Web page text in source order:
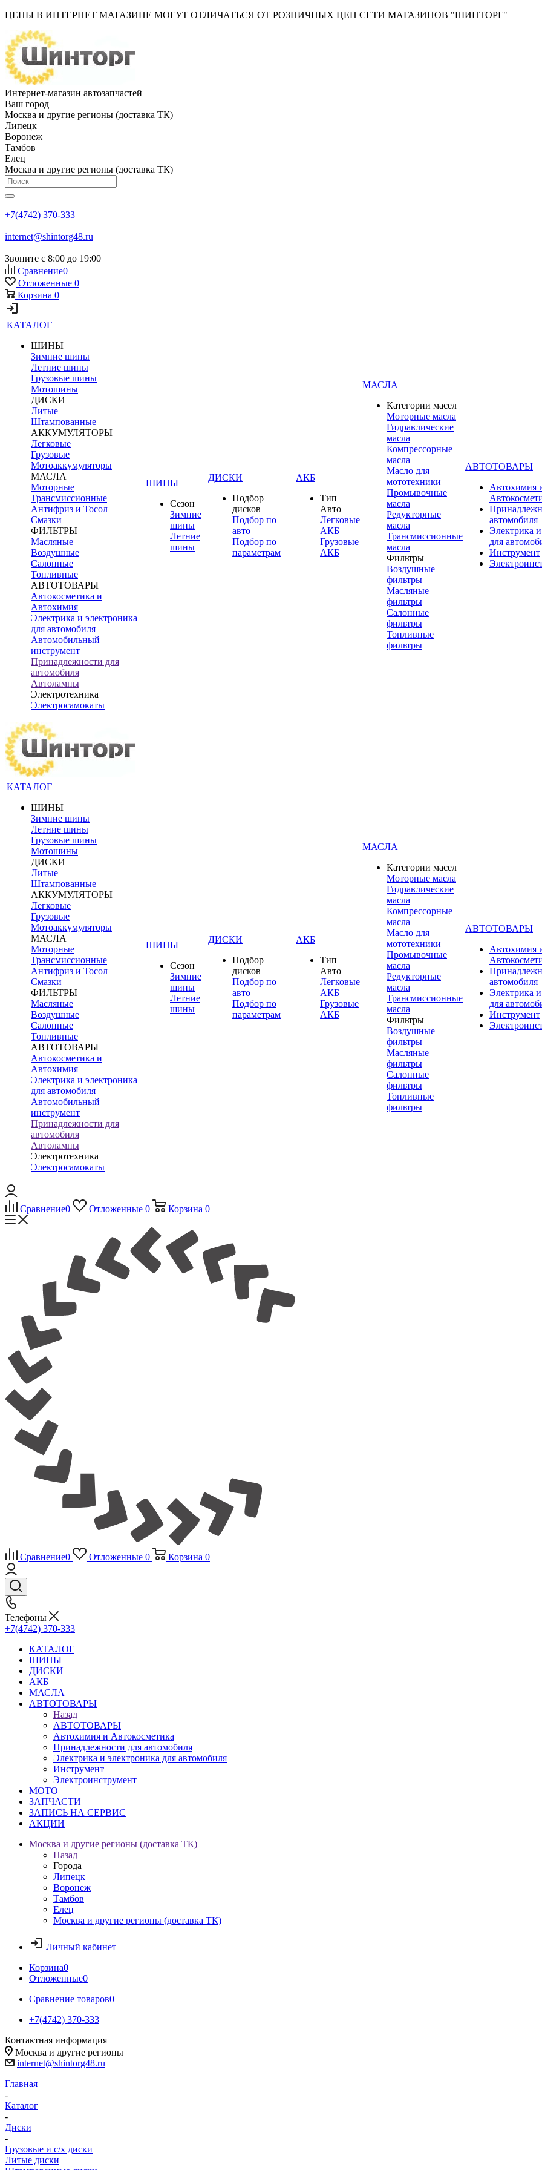
ЦЕНЫ В ИНТЕРНЕТ МАГАЗИНЕ МОГУТ ОТЛИЧАТЬСЯ ОТ РОЗНИЧНЫХ ЦЕН СЕТИ МАГАЗИНОВ "ШИНТОРГ"
Интернет-магазин автозапчастей
Ваш город
Москва и другие регионы (доставка ТК)
Липецк
Воронеж
Тамбов
Елец
Москва и другие регионы (доставка ТК)
+7(4742) 370-333
internet@shintorg48.ru
Звоните с 8:00 до 19:00
Сравнение0
Отложенные 0
Корзина 0
КАТАЛОГ
ШИНЫ
Зимние шины
Летние шины
Грузовые шины
Мотошины
ДИСКИ
Литые
Штампованные
АККУМУЛЯТОРЫ
Легковые
Грузовые
Мотоаккумуляторы
МАСЛА
Моторные
Трансмиссионные
Антифриз и Тосол
Смазки
ФИЛЬТРЫ
Масляные
Воздушные
Салонные
Топливные
АВТОТОВАРЫ
Автокосметика и
Автохимия
Электрика и электроника
для автомобиля
Автомобильный
инструмент
Принадлежности для
автомобиля
Автолампы
Электротехника
Электросамокаты
ШИНЫ
Сезон
Зимние
шины
Летние
шины
ДИСКИ
Подбор
дисков
Подбор по
авто
Подбор по
параметрам
АКБ
Тип
Авто
Легковые
АКБ
Грузовые
АКБ
МАСЛА
Категории масел
Моторные масла
Гидравлические
масла
Компрессорные
масла
Масло для
мототехники
Промывочные
масла
Редукторные
масла
Трансмиссионные
масла
Фильтры
Воздушные
фильтры
Масляные
фильтры
Салонные
фильтры
Топливные
фильтры
АВТОТОВАРЫ
Автохимия
автомобиля
Электрика
для
Инструмент
КАТАЛОГ
ШИНЫ
Зимние шины
Летние шины
Грузовые шины
Мотошины
ДИСКИ
Литые
Штампованные
АККУМУЛЯТОРЫ
Легковые
Грузовые
Мотоаккумуляторы
МАСЛА
Моторные
Трансмиссионные
Антифриз и Тосол
Смазки
ФИЛЬТРЫ
Масляные
Воздушные
Салонные
Топливные
АВТОТОВАРЫ
Автокосметика и
Автохимия
Электрика и электроника
для автомобиля
Автомобильный
инструмент
Принадлежности для
автомобиля
Автолампы
Электротехника
Электросамокаты
ШИНЫ
Сезон
Зимние
шины
Летние
шины
ДИСКИ
Подбор
дисков
Подбор по
авто
Подбор по
параметрам
АКБ
Тип
Авто
Легковые
АКБ
Грузовые
АКБ
МАСЛА
Категории масел
Моторные масла
Гидравлические
масла
Компрессорные
масла
Масло для
мототехники
Промывочные
масла
Редукторные
масла
Трансмиссионные
масла
Фильтры
Воздушные
фильтры
Масляные
фильтры
Салонные
фильтры
Топливные
фильтры
АВТОТОВАРЫ
Автохимия
автомобиля
Электрика
для
Инструмент
Сравнение0 Отложенные 0 Корзина 0
Сравнение0 Отложенные 0 Корзина 0
Телефоны
+7(4742) 370-333
КАТАЛОГ
ШИНЫ
ДИСКИ
АКБ
МАСЛА
АВТОТОВАРЫ
Назад
АВТОТОВАРЫ
Автохимия и Автокосметика
Принадлежности для автомобиля
Электрика и электроника для автомобиля
Инструмент
Электроинструмент
МОТО
ЗАПЧАСТИ
ЗАПИСЬ НА СЕРВИС
АКЦИИ
Москва и другие регионы (доставка ТК)
Назад
Города
Липецк
Воронеж
Тамбов
Елец
Москва и другие регионы (доставка ТК)
Личный кабинет
Корзина0
Отложенные0
Сравнение товаров0
+7(4742) 370-333
Контактная информация
Москва и другие регионы
internet@shintorg48.ru
Главная
-
Каталог
-
Диски
-
Грузовые и с/х диски
Литые диски